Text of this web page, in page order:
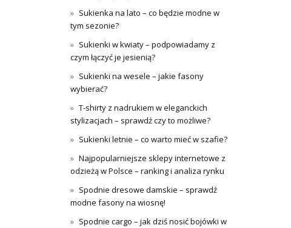
Sukienka na lato – co będzie modne w
tym sezonie?
Sukienki w kwiaty – podpowiadamy z
czym łączyć je jesienią?
Sukienki na wesele – jakie fasony
wybierać?
T-shirty z nadrukiem w eleganckich
stylizacjach – sprawdź czy to możliwe?
Sukienki letnie – co warto mieć w szafie?
Najpopularniejsze sklepy internetowe z
odzieżą w Polsce – ranking i analiza rynku
Spodnie dresowe damskie – sprawdź
modne fasony na wiosnę!
Spodnie cargo – jak dziś nosić bojówki w